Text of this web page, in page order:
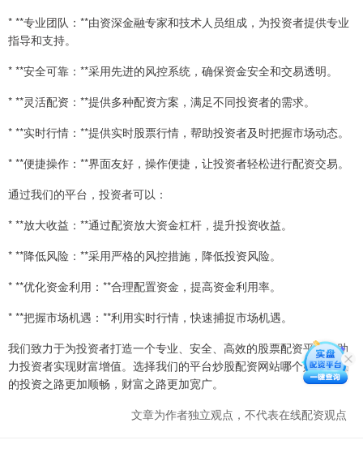
* **专业团队：**由资深金融专家和技术人员组成，为投资者提供专业
指导和支持。
* **安全可靠：**采用先进的风控系统，确保资金安全和交易透明。
* **灵活配资：**提供多种配资方案，满足不同投资者的需求。
* **实时行情：**提供实时股票行情，帮助投资者及时把握市场动态。
* **便捷操作：**界面友好，操作便捷，让投资者轻松进行配资交易。
通过我们的平台，投资者可以：
* **放大收益：**通过配资放大资金杠杆，提升投资收益。
* **降低风险：**采用严格的风控措施，降低投资风险。
* **优化资金利用：**合理配置资金，提高资金利用率。
* **把握市场机遇：**利用实时行情，快速捕捉市场机遇。
我们致力于为投资者打造一个专业、安全、高效的股票配资平台，助
力投资者实现财富增值。选择我们的平台炒股配资网站哪个好，让您
的投资之路更加顺畅，财富之路更加宽广。
文章为作者独立观点，不代表在线配资观点